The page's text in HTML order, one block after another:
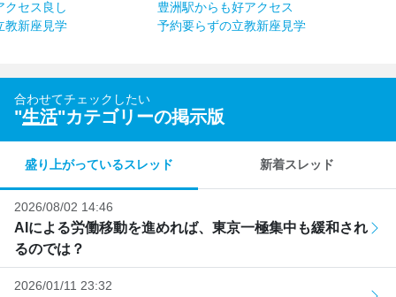
クセス良し
教新座見学
豊洲駅からも好アクセス
予約要らずの立教新座見学
合わせてチェックしたい
"生活"カテゴリーの掲示版
盛り上がっているスレッド 新着スレッド
2026/08/02 14:46
AIによる労働移動を進めれば、東京一極集中も緩和され
るのでは？
2026/01/11 23:32